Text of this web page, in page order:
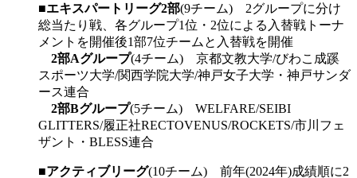
■エキスパートリーグ2部(9チーム) 2グループに分け
総当たり戦、各グループ1位・2位による入替戦トーナ
メントを開催後1部7位チームと入替戦を開催
2部Aグループ(4チーム) 京都文教大学/びわこ成蹊
スポーツ大学/関西学院大学/神戸女子大学・神戸サンダ
ース連合
2部Bグループ(5チーム) WELFARE/SEIBI
GLITTERS/履正社RECTOVENUS/ROCKETS/市川フェ
ザント・BLESS連合
■アクティブリーグ(10チーム) 前年(2024年)成績順に2